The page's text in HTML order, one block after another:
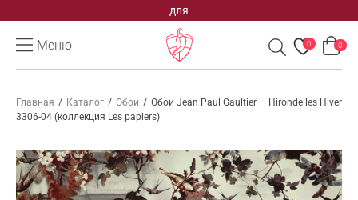
для
Меню 0 0
Главная / Каталог / Обои / Обои Jean Paul Gaultier — Hirondelles Hiver
3306-04 (коллекция Les papiers)